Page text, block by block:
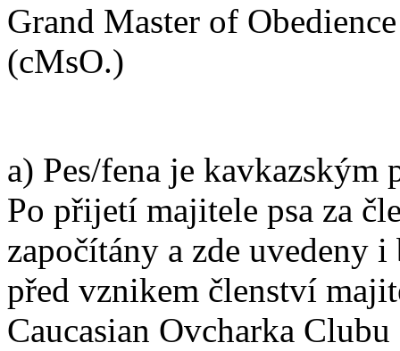
Grand Master of
(cMsO.)
a) Pes/fena je kavkazským
Po přijetí majitele psa za
započítány a zde uvedeny
před vznikem členství
Caucasian Ovcharka